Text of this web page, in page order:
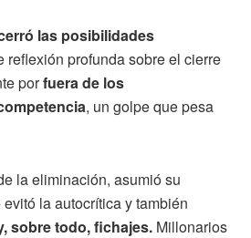
las posibilidades
reflexión profunda sobre el cierre
porfuera de los
, un golpe que pesa
la eliminación, asumió su
la autocrítica y también
sobre todo, fichajes. Millonarios